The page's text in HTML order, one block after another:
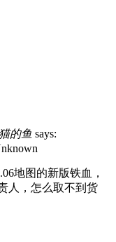
的鱼 says:
地图的新版铁血，
人，怎么取不到货